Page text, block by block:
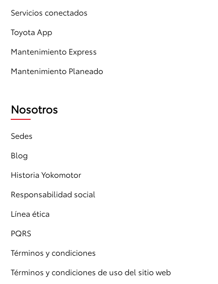
Servicios conectados
Toyota App
Mantenimiento Express
Mantenimiento Planeado
Nosotros
Sedes
Blog
Historia Yokomotor
Responsabilidad social
Línea ética
PQRS
Términos y condiciones
Términos y condiciones de uso del sitio web